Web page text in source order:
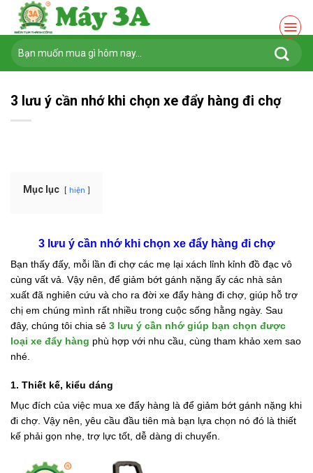
Chuyển
nội
dung
Tìm
kiếm:
3 lưu ý cần nhớ khi chọn xe đẩy hàng đi chợ
Mục lục hiện
3 lưu ý cần nhớ khi chọn xe đẩy hàng đi chợ
Bạn thấy đấy, mỗi lần đi chợ các mẹ lại xách lỉnh kỉnh đồ đạc vô
cùng vất vả. Vậy nên, để giảm bớt gánh nặng ấy các nhà sản
xuất đã nghiên cứu và cho ra đời xe đẩy hàng đi chợ, giúp hỗ trợ
chị em chúng mình rất nhiều trong cuộc sống hằng ngày. Sau
đây, chúng tôi chia sẻ 3 lưu ý cần nhớ giúp bạn chọn được
loại xe đẩy hàng phù hợp với nhu cầu, cùng tham khảo xem sao
nhé.
1. Thiết kế, kiểu dáng
Mục đích của việc mua xe đẩy hàng là để giảm bớt gánh nặng khi
đi chợ. Vậy nên, yêu cầu đầu tiên mà bạn lựa chọn nó đó là thiết
kế phải gọn nhẹ, trợ lực tốt, dễ dàng di chuyển.